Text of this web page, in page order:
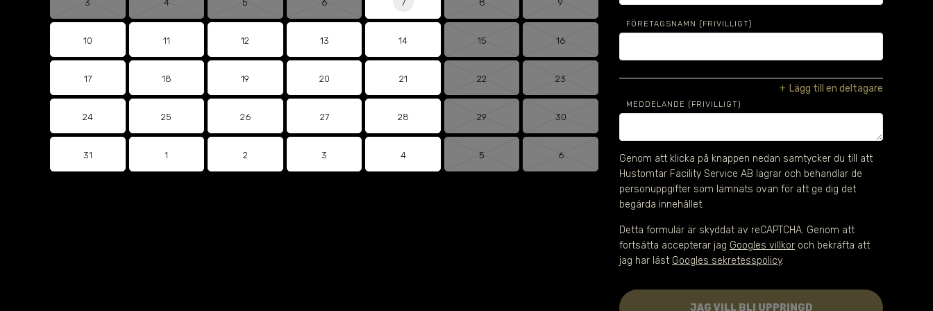
3 4 5 6 7 8 9
10 11 12 13 14 15 16
17 18 19 20 21 22 23
24 25 26 27 28 29 30
31 1 2 3 4 5 6
FÖRETAGSNAMN (FRIVILLIGT)
+ Lägg till en deltagare
MEDDELANDE (FRIVILLIGT)
Genom att klicka på knappen nedan samtycker du till att
Hustomtar Facility Service AB lagrar och behandlar de
personuppgifter som lämnats ovan för att ge dig det
begärda innehållet.
Detta formulär är skyddat av reCAPTCHA. Genom att
fortsätta accepterar jag Googles villkor och bekräfta att
jag har läst Googles sekretesspolicy.
JAG VILL BLI UPPRINGD